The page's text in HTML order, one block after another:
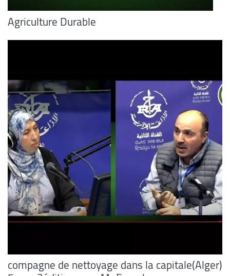
Agriculture Durable
compagne de nettoyage dans la capitale(Alger)